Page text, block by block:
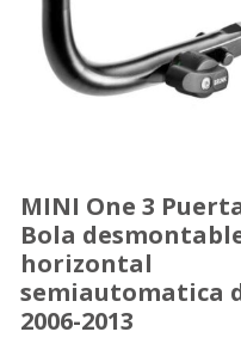
MINI One 3
Bola
horizontal
semiautomatica
2006-2013